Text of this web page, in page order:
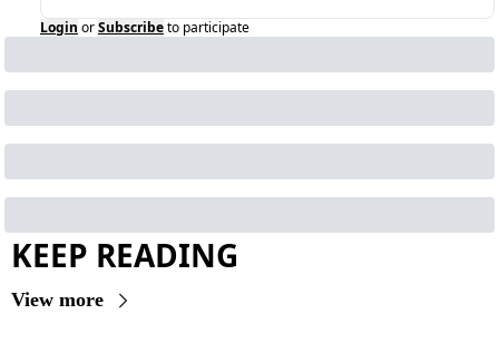
Login orSubscribeto participate
KEEP READING
View more